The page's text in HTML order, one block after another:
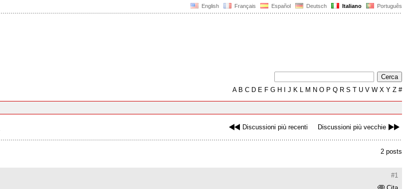
English Français Español Deutsch Italiano Português
AB C D E F G H J K L M N O P Q R S T U V W X Y Z #
Discussioni più recenti Discussioni più vecchie
2 posts
#1